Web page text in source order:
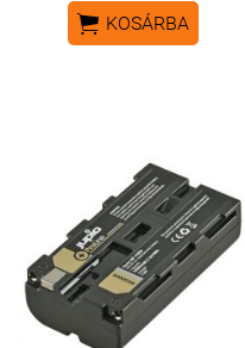
 KOSÁRBA